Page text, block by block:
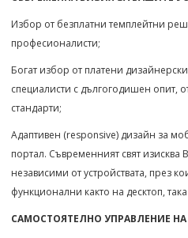
Избор от безплатни темплейтни
професионалисти;
Богат избор от платени
специалисти с дългогодишен опит,
стандарти;
Адаптивен (responsive) дизайн за
портал. Съвременният свят изисква
независими от устройствата, през
функционални както на десктоп,
САМОСТОЯТЕЛНО УПРАВЛЕНИЕ